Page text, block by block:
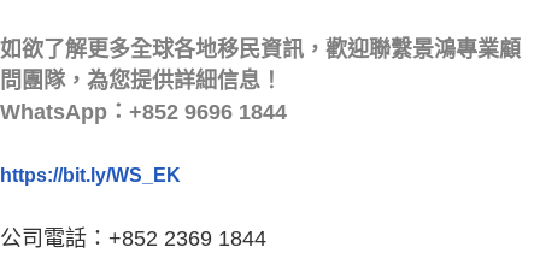
如欲了解更多全球各地移民資訊，歡迎聯繫景鴻專業顧
問團隊，為您提供詳細信息！
WhatsApp：+852 9696 1844
https://bit.ly/WS_EK
公司電話：+852 2369 1844